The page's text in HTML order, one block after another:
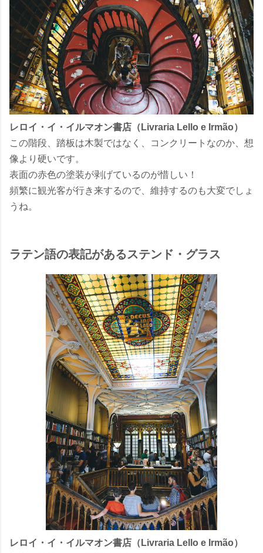
レロイ・イ・イルマオン書店（Livraria Lello e Irmão）
この階段、踏板は木製ではなく、コンクリートなのか、想
像より硬いです。
表面の赤色の塗装が剥げているのが惜しい！
頻繁に観光客が行き来するので、維持するのも大変でしょ
うね。
ラテン語の表記があるステンド・グラス
レロイ・イ・イルマオン書店（Livraria Lello e Irmão）